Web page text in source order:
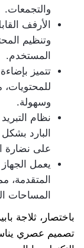
والتجمعات.
الأرفف
وتنظيم
المستخدم.
وسهولة.
نظام
البارد
على نضارة
يعمل
المتقدمة،
المساحات
باختصار، ثلاجة
تصميم عصري